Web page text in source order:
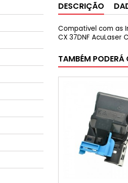
DESCRIÇÃO
Compativel com as
CX 37DNF AcuLaser
TAMBÉM PODERÁ